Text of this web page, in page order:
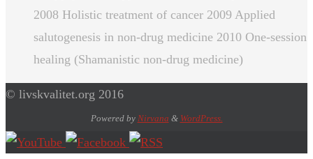
2008 Holistic treatment of cancer 2009 Applied
salutogenesis in non-drug medicine 2010 One-session
healing (Shamanistic non-drug medicine)
© livskvalitet.org 2016
Powered by Nirvana & WordPress.